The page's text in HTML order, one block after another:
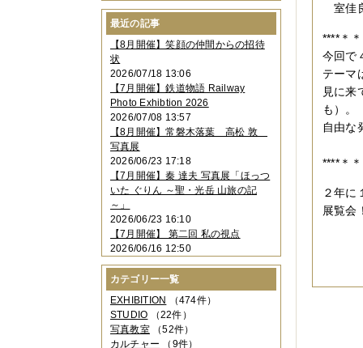
室佳
****＊
今回で
テーマ
見に来
も）。
自由な
****＊
２年に
展覧会
2024年06月（4件）
2024年04月
2024年03月（3件）
2024年02月（2件）
2023年12月
2023年11月 （4件）
2023年10月（3件）
2023年09月（4件）
2023年08月 （1件）
2023年06月（3件）
2023年05月
2023年04月 （2件）
2023年03月（5件）
2023年02月（3件）
2023年01月
2022年12月 （3件）
2022年11月（2件）
2022年10月（4件）
2022年09月（2件）
2022年08月
（3件）
2022年07月（3件）
2022年05月（4件）
2022年04月（2件）
2022年03月
（5件）
最近の記事
【8月開催】笑顔の仲間からの招待
状
2026/07/18 13:06
【7月開催】鉄道物語 Railway
Photo Exhibtion 2026
2026/07/08 13:57
【8月開催】常磐木落葉 高松 敦
写真展
2026/06/23 17:18
【7月開催】秦 達夫 写真展「ほっつ
いた ぐりん ～聖・光岳 山旅の記
～」
2026/06/23 16:10
【7月開催】 第二回 私の視点
2026/06/16 12:50
カテゴリー一覧
EXHIBITION （474件）
STUDIO （22件）
写真教室（52件）
カルチャー （9件）